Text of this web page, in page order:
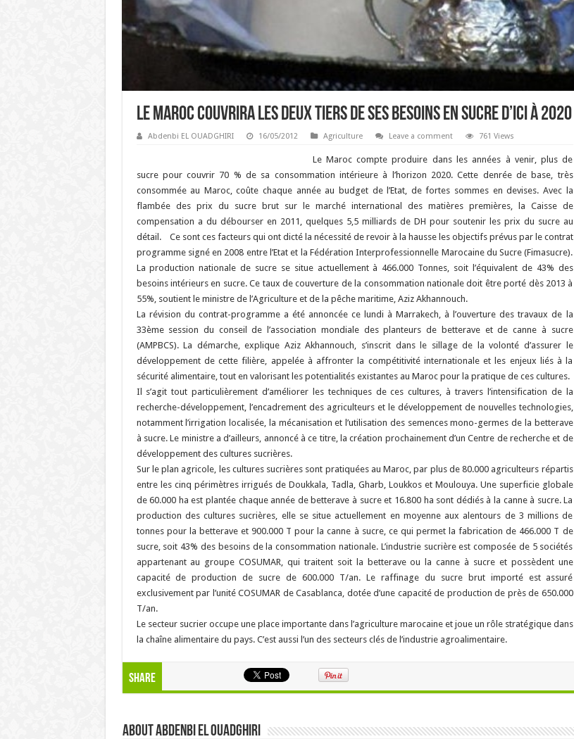
Le Maroc couvrira les deux tiers de ses besoins en sucre d’ici à 2020
Abdenbi EL OUADGHIRI 16/05/2012 Agriculture Leave a comment 761 Views
Le Maroc compte produire dans les années à venir, plus de
sucre pour couvrir 70 % de sa consommation intérieure à l’horizon 2020. Cette denrée de base, très
consommée au Maroc, coûte chaque année au budget de l’Etat, de fortes sommes en devises. Avec la
flambée des prix du sucre brut sur le marché international des matières premières, la Caisse de
compensation a du débourser en 2011, quelques 5,5 milliards de DH pour soutenir les prix du sucre au
détail. Ce sont ces facteurs qui ont dicté la nécessité de revoir à la hausse les objectifs prévus par le contrat
programme signé en 2008 entre l’Etat et la Fédération Interprofessionnelle Marocaine du Sucre (Fimasucre).
La production nationale de sucre se situe actuellement à 466.000 Tonnes, soit l’équivalent de 43% des
besoins intérieurs en sucre. Ce taux de couverture de la consommation nationale doit être porté dès 2013 à
55%, soutient le ministre de l’Agriculture et de la pêche maritime, Aziz Akhannouch.
La révision du contrat-programme a été annoncée ce lundi à Marrakech, à l’ouverture des travaux de la
33ème session du conseil de l’association mondiale des planteurs de betterave et de canne à sucre
(AMPBCS). La démarche, explique Aziz Akhannouch, s’inscrit dans le sillage de la volonté d’assurer le
développement de cette filière, appelée à affronter la compétitivité internationale et les enjeux liés à la
sécurité alimentaire, tout en valorisant les potentialités existantes au Maroc pour la pratique de ces cultures.
Il s’agit tout particulièrement d’améliorer les techniques de ces cultures, à travers l’intensification de la
recherche-développement, l’encadrement des agriculteurs et le développement de nouvelles technologies,
notamment l’irrigation localisée, la mécanisation et l’utilisation des semences mono-germes de la betterave
à sucre. Le ministre a d’ailleurs, annoncé à ce titre, la création prochainement d’un Centre de recherche et de
développement des cultures sucrières.
Sur le plan agricole, les cultures sucrières sont pratiquées au Maroc, par plus de 80.000 agriculteurs répartis
entre les cinq périmètres irrigués de Doukkala, Tadla, Gharb, Loukkos et Moulouya. Une superficie globale
de 60.000 ha est plantée chaque année de betterave à sucre et 16.800 ha sont dédiés à la canne à sucre. La
production des cultures sucrières, elle se situe actuellement en moyenne aux alentours de 3 millions de
tonnes pour la betterave et 900.000 T pour la canne à sucre, ce qui permet la fabrication de 466.000 T de
sucre, soit 43% des besoins de la consommation nationale. L’industrie sucrière est composée de 5 sociétés
appartenant au groupe COSUMAR, qui traitent soit la betterave ou la canne à sucre et possèdent une
capacité de production de sucre de 600.000 T/an. Le raffinage du sucre brut importé est assuré
exclusivement par l’unité COSUMAR de Casablanca, dotée d’une capacité de production de près de 650.000
T/an.
Le secteur sucrier occupe une place importante dans l’agriculture marocaine et joue un rôle stratégique dans
la chaîne alimentaire du pays. C’est aussi l’un des secteurs clés de l’industrie agroalimentaire.
Share
About Abdenbi EL OUADGHIRI